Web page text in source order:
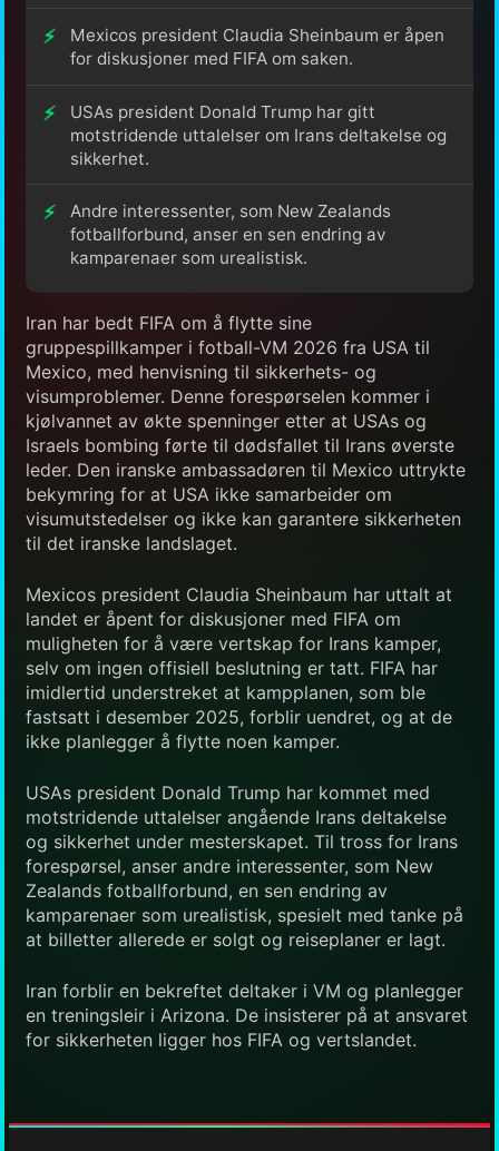
Mexicos president Claudia Sheinbaum er åpen
for diskusjoner med FIFA om saken.
USAs president Donald Trump har gitt
motstridende uttalelser om Irans deltakelse og
sikkerhet.
Andre interessenter, som New Zealands
fotballforbund, anser en sen endring av
kamparenaer som urealistisk.
Iran har bedt FIFA om å flytte sine
gruppespillkamper i fotball-VM 2026 fra USA til
Mexico, med henvisning til sikkerhets- og
visumproblemer. Denne forespørselen kommer i
kjølvannet av økte spenninger etter at USAs og
Israels bombing førte til dødsfallet til Irans øverste
leder. Den iranske ambassadøren til Mexico uttrykte
bekymring for at USA ikke samarbeider om
visumutstedelser og ikke kan garantere sikkerheten
til det iranske landslaget.
Mexicos president Claudia Sheinbaum har uttalt at
landet er åpent for diskusjoner med FIFA om
muligheten for å være vertskap for Irans kamper,
selv om ingen offisiell beslutning er tatt. FIFA har
imidlertid understreket at kampplanen, som ble
fastsatt i desember 2025, forblir uendret, og at de
ikke planlegger å flytte noen kamper.
USAs president Donald Trump har kommet med
motstridende uttalelser angående Irans deltakelse
og sikkerhet under mesterskapet. Til tross for Irans
forespørsel, anser andre interessenter, som New
Zealands fotballforbund, en sen endring av
kamparenaer som urealistisk, spesielt med tanke på
at billetter allerede er solgt og reiseplaner er lagt.
Iran forblir en bekreftet deltaker i VM og planlegger
en treningsleir i Arizona. De insisterer på at ansvaret
for sikkerheten ligger hos FIFA og vertslandet.